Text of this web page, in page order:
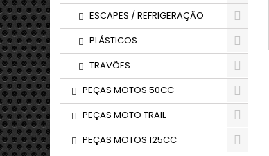
ESCAPES / REFRIGERAÇÃO
PLÁSTICOS
TRAVÕES
PEÇAS MOTOS 50CC
PEÇAS MOTO TRAIL
PEÇAS MOTOS 125CC